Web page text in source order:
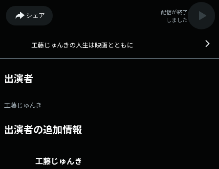
シェア
配信が終了
しました
工藤じゅんきの人生は映画とともに
出演者
工藤じゅんき
出演者の追加情報
工藤じゅんき